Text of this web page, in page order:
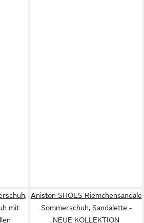
mit
Aniston SHOES Riemchensandale
Sommerschuh, Sandalette -
NEUE KOLLEKTION